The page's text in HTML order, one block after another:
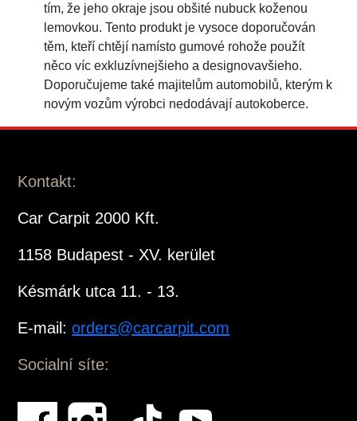
tím, že jeho okraje jsou obšité nubuck koženou
lemovkou. Tento produkt je vysoce doporučován
těm, kteří chtějí namísto gumové rohože použít
něco víc exkluzívnejšieho a designovavšieho.
Doporučujeme také majitelům automobilů, kterým k
novým vozům výrobci nedodávají autokoberce.
Kontakt:
Car Carpit 2000 Kft.
1158 Budapest - XV. kerület
Késmárk utca 11. - 13.
E-mail:orders@carcarpit.com
Socialní síte: